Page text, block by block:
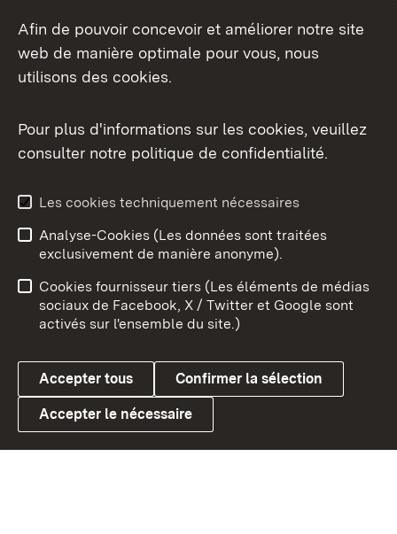
Aperçu des thèmes
Link zum Landesportal
Conseils d'utilisation
Confidentialité
Cookies
Afin de pouvoir concevoir et améliorer notre site
web de manière optimale pour vous, nous
utilisons des cookies.
Pour plus d'informations sur les cookies, veuillez
consulter notre politique de confidentialité.
Les cookies techniquement nécessaires
Analyse-Cookies (Les données sont traitées
exclusivement de manière anonyme).
Cookies fournisseur tiers (Les éléments de médias
sociaux de Facebook, X / Twitter et Google sont
activés sur l'ensemble du site.)
Accepter tous Confirmer la sélection
Accepter le nécessaire